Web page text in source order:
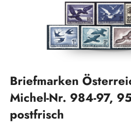
Briefmarken
Michel-Nr. 984-97,
postfrisch